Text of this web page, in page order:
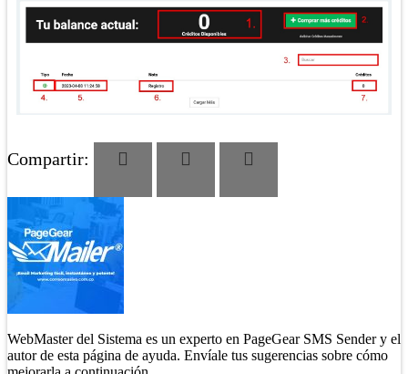
Compartir:
WebMaster del Sistema es un experto en PageGear SMS Sender y el
autor de esta página de ayuda. Envíale tus sugerencias sobre cómo